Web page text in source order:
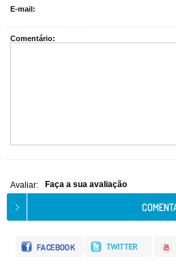
E-mail:
Comentário:
Avaliar: Faça a sua avaliação